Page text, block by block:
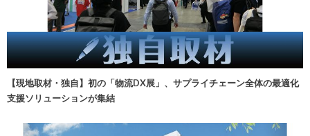
【現地取材・独自】初の「物流DX展」、サプライチェーン全体の最適化
支援ソリューションが集結